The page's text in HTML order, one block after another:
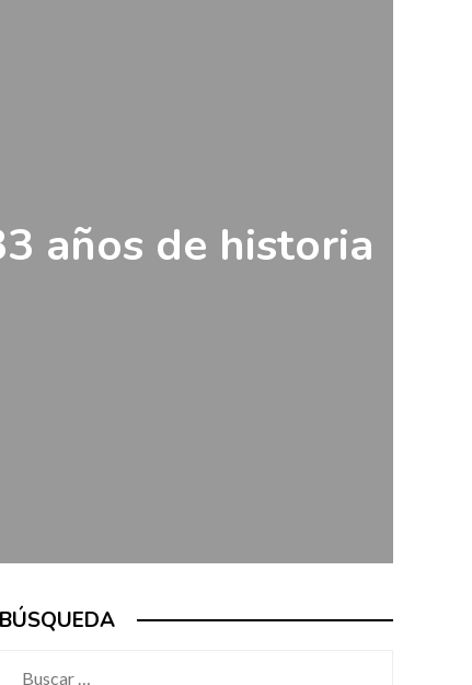
años de historia
BÚSQUEDA